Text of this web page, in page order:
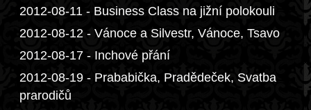
2012-08-11 - Business Class na jižní polokouli
2012-08-12 - Vánoce a Silvestr, Vánoce, Tsavo
2012-08-17 - Inchové přání
2012-08-19 - Prababička, Pradědeček, Svatba
prarodičů